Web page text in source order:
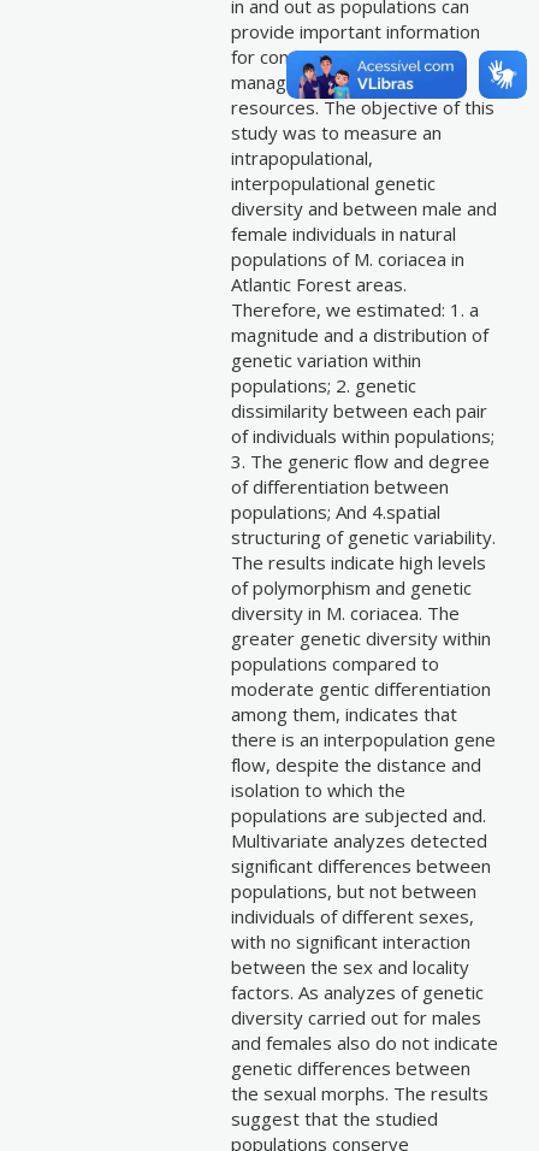
in and out as populations can
provide important information
for conservation and
management of natural
resources. The objective of this
study was to measure an
intrapopulational,
interpopulational genetic
diversity and between male and
female individuals in natural
populations of M. coriacea in
Atlantic Forest areas.
Therefore, we estimated: 1. a
magnitude and a distribution of
genetic variation within
populations; 2. genetic
dissimilarity between each pair
of individuals within populations;
3. The generic flow and degree
of differentiation between
populations; And 4.spatial
structuring of genetic variability.
The results indicate high levels
of polymorphism and genetic
diversity in M. coriacea. The
greater genetic diversity within
populations compared to
moderate gentic differentiation
among them, indicates that
there is an interpopulation gene
flow, despite the distance and
isolation to which the
populations are subjected and.
Multivariate analyzes detected
significant differences between
populations, but not between
individuals of different sexes,
with no significant interaction
between the sex and locality
factors. As analyzes of genetic
diversity carried out for males
and females also do not indicate
genetic differences between
the sexual morphs. The results
suggest that the studied
populations conserve